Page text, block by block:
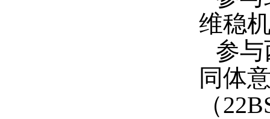
维稳
参
同体
（